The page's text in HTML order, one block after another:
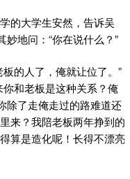
的大学生安然，告诉吴
妙地问：“你在说什么？”
的人了，俺就让位了。”
和老板是这种关系？俺
除了走俺走过的路难道还
来？我陪老板两年挣到的
算是造化呢！长得不漂亮